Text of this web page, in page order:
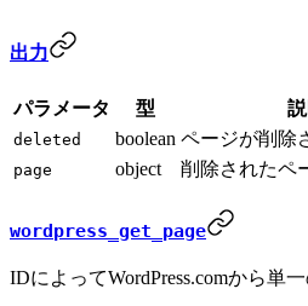
出力
パラメータ 型
deleted boolean ページが削除
page object 削除されたペ
wordpress_get_page
IDによってWordPress.comから単